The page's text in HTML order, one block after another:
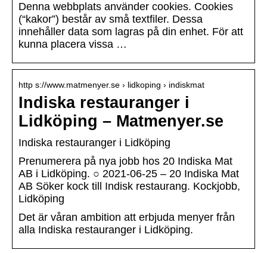
Denna webbplats använder cookies. Cookies
(“kakor”) består av små textfiler. Dessa
innehåller data som lagras på din enhet. För att
kunna placera vissa …
http s://www.matmenyer.se › lidkoping › indiskmat
Indiska restauranger i
Lidköping – Matmenyer.se
Indiska restauranger i Lidköping
Prenumerera på nya jobb hos 20 Indiska Mat
AB i Lidköping. ○ 2021-06-25 – 20 Indiska Mat
AB Söker kock till Indisk restaurang. Kockjobb,
Lidköping
Det är våran ambition att erbjuda menyer från
alla Indiska restauranger i Lidköping.